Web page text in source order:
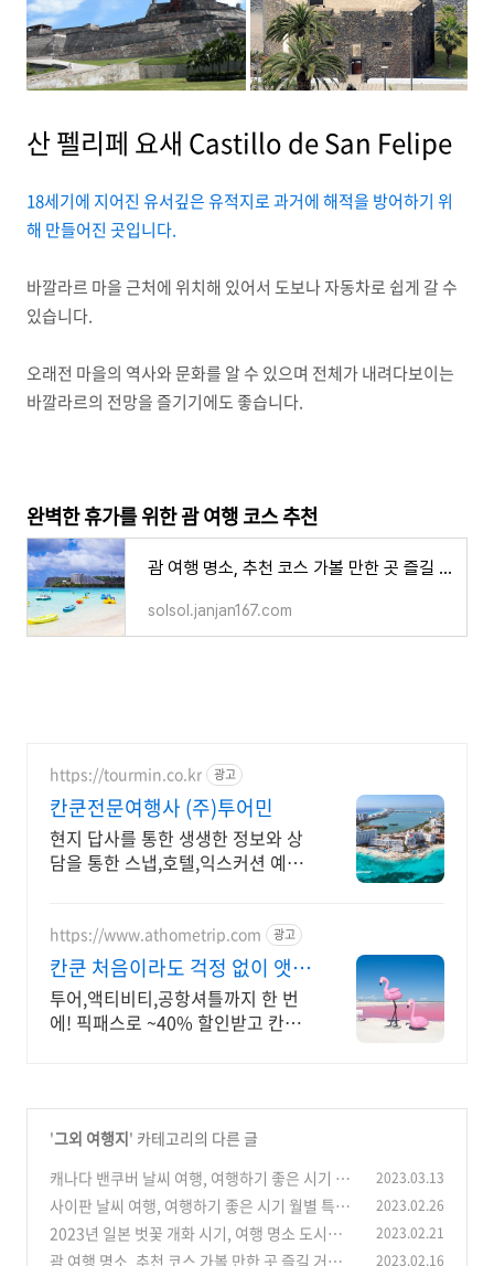
산 펠리페 요새 Castillo de San Felipe
18세기에 지어진 유서깊은 유적지로 과거에 해적을 방어하기 위
해 만들어진 곳입니다.
바깔라르 마을 근처에 위치해 있어서 도보나 자동차로 쉽게 갈 수
있습니다.
오래전 마을의 역사와 문화를 알 수 있으며 전체가 내려다보이는
바깔라르의 전망을 즐기기에도 좋습니다.
완벽한 휴가를 위한 괌 여행 코스 추천
괌 여행 명소, 추천 코스 가볼 만한 곳 즐길 거리 5
solsol.janjan167.com
https://tourmin.co.kr 광고
칸쿤전문여행사 (주)투어민
현지 답사를 통한 생생한 정보와 상
담을 통한 스냅,호텔,익스커션 예약
https://www.athometrip.com 광고
칸쿤 처음이라도 걱정 없이 앳홈
트립이 다 챙겨드려요
투어,액티비티,공항셔틀까지 한 번
에! 픽패스로 ~40% 할인받고 칸쿤
'그외 여행지' 카테고리의 다른 글
캐나다 밴쿠버 날씨 여행, 여행하기 좋은 시기 월
별 특징 옷차림
(0)
2023.03.13
사이판 날씨 여행, 여행하기 좋은 시기 월별 특징
(0)
2023.02.26
2023년 일본 벗꽃 개화 시기, 여행 명소 도시별
꽃놀이 축제
(0)
2023.02.21
괌 여행 명소, 추천 코스 가볼 만한 곳 즐길 거리 5 2023.02.16